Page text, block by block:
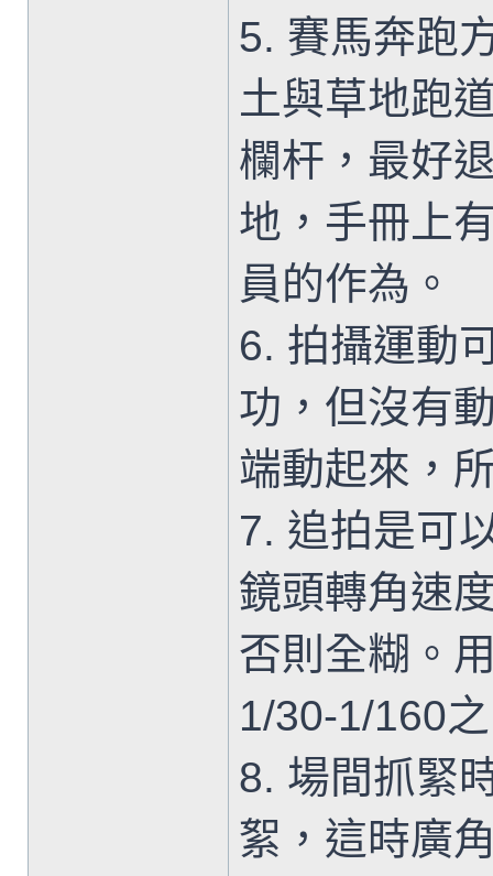
5. 賽馬奔跑
土與草地跑
欄杆，最好
地，手冊上
員的作為。
6. 拍攝運動
功，但沒有
端動起來，
7. 追拍是可
鏡頭轉角速
否則全糊。
1/30-1/160
8. 場間抓緊
絮，這時廣